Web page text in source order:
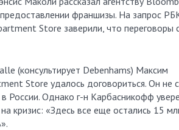
франшизы. На запрос
Store заверили, что переговоры
(консультирует Debenhams) Максим
Store удалось договориться. Он не
России. Однако г-н Карбасникофф
кризис: «Здесь все еще остались 15